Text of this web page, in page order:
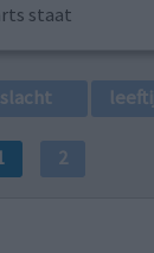
staat
2